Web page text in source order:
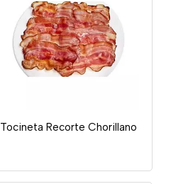
Tocineta Recorte Chorillano